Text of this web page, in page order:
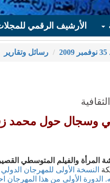
الأرشيف الرقمي
رسائل وتقارير
وسجال حول محمد
المرأة والفيلم المتوسطي القصير
النسخة الأولى للمهرجان
الدورة الأولى من هذا